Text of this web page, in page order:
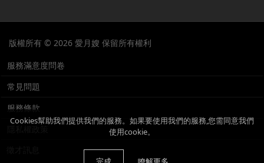
版權所有 © 2026 愛月嫂 保留所有權利
服務滿意度問卷
常見問題
服務條款
Cookies幫助我們提供我們的服務。如果要使用我們的服務,您需同意我們
使用cookie。